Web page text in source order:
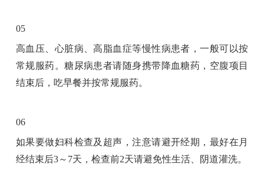
05
高血压、心脏病、高脂血症等慢性病患者，一般可以按
常规服药。糖尿病患者请随身携带降血糖药，空腹项目
结束后，吃早餐并按常规服药。
06
如果要做妇科检查及超声，注意请避开经期，最好在月
经结束后3～7天，检查前2天请避免性生活、阴道灌洗。